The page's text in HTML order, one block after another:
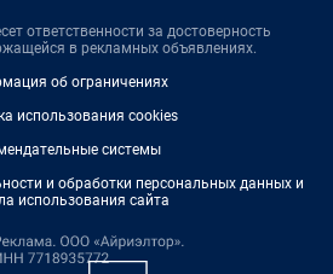
ответственности за достоверность
в рекламных объявлениях.
об ограничениях
использования cookies
системы
и обработки персональных данных и
использования сайта